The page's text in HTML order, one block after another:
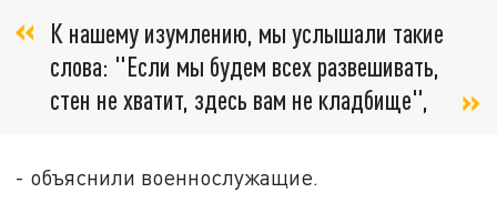
К нашему изумлению, мы услышали такие
слова: "Если мы будем всех развешивать,
стен не хватит, здесь вам не кладбище",
- объяснили военнослужащие.